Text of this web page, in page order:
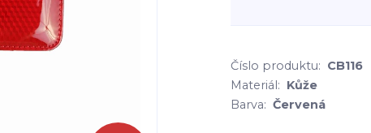
Číslo produktu: CB116
Materiál: Kůže
Barva: Červená